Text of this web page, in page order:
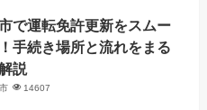
で運転免許更新をスムー
手続き場所と流れをまる
説
14607